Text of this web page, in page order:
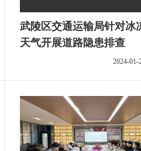
武陵区交通运输局针对冰
天气开展道路隐患排查
2024-01-